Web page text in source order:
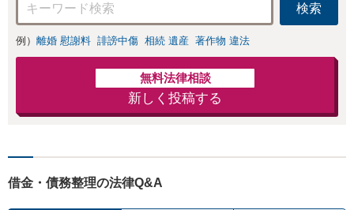
きる解決を目指し
ます。
検索
例） 離婚 慰謝料 誹謗中傷 相続 遺産 著作物 違法
無料法律相談
新しく投稿する
借金・債務整理の法律Q&A